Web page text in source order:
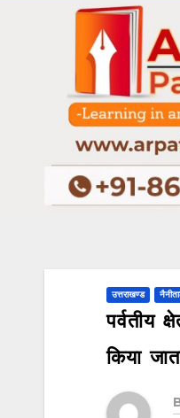
उत्तराखण्ड
पर्वतीय
किया